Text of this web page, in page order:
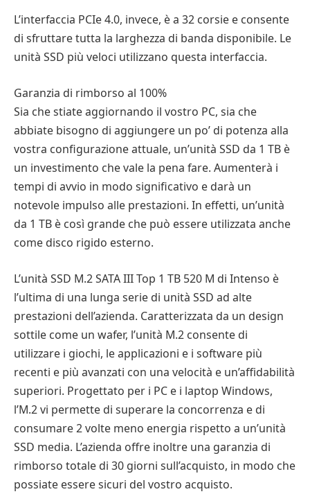
L’interfaccia PCIe 4.0, invece, è a 32 corsie e consente
di sfruttare tutta la larghezza di banda disponibile. Le
unità SSD più veloci utilizzano questa interfaccia.
Garanzia di rimborso al 100%
Sia che stiate aggiornando il vostro PC, sia che
abbiate bisogno di aggiungere un po’ di potenza alla
vostra configurazione attuale, un’unità SSD da 1 TB è
un investimento che vale la pena fare. Aumenterà i
tempi di avvio in modo significativo e darà un
notevole impulso alle prestazioni. In effetti, un’unità
da 1 TB è così grande che può essere utilizzata anche
come disco rigido esterno.
L’unità SSD M.2 SATA III Top 1 TB 520 M di Intenso è
l’ultima di una lunga serie di unità SSD ad alte
prestazioni dell’azienda. Caratterizzata da un design
sottile come un wafer, l’unità M.2 consente di
utilizzare i giochi, le applicazioni e i software più
recenti e più avanzati con una velocità e un’affidabilità
superiori. Progettato per i PC e i laptop Windows,
l’M.2 vi permette di superare la concorrenza e di
consumare 2 volte meno energia rispetto a un’unità
SSD media. L’azienda offre inoltre una garanzia di
rimborso totale di 30 giorni sull’acquisto, in modo che
possiate essere sicuri del vostro acquisto.